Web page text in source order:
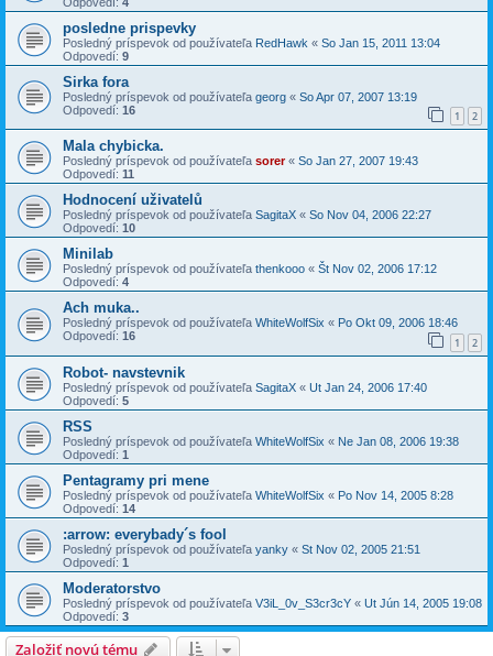
posledne prispevky
Posledný príspevok od používateľa RedHawk « So Jan 15, 2011 13:04
Odpovedí: 9
Sirka fora
Posledný príspevok od používateľa georg « So Apr 07, 2007 13:19
Odpovedí: 16 1 2
Mala chybicka.
Posledný príspevok od používateľa sorer« So Jan 27, 2007 19:43
Odpovedí: 11
Hodnocení uživatelů
Posledný príspevok od používateľa SagitaX « So Nov 04, 2006 22:27
Odpovedí: 10
Minilab
Posledný príspevok od používateľa thenkooo « Št Nov 02, 2006 17:12
Odpovedí: 4
Ach muka..
Posledný príspevok od používateľa WhiteWolfSix « Po Okt 09, 2006 18:46
Odpovedí: 16 1 2
Robot- navstevnik
Posledný príspevok od používateľa SagitaX « Ut Jan 24, 2006 17:40
Odpovedí: 5
RSS
Posledný príspevok od používateľa WhiteWolfSix « Ne Jan 08, 2006 19:38
Odpovedí: 1
Pentagramy pri mene
Posledný príspevok od používateľa WhiteWolfSix « Po Nov 14, 2005 8:28
Odpovedí: 14
:arrow: everybady´s fool
Posledný príspevok od používateľa yanky « St Nov 02, 2005 21:51
Odpovedí: 1
Moderatorstvo
Posledný príspevok od používateľa V3iL_0v_S3cr3cY « Ut Jún 14, 2005 19:08
Odpovedí: 3
Založiť novú tému